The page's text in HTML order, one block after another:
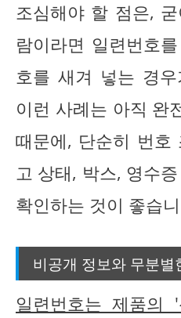
조심해야 할 점은,
람이라면 일련번호
호를 새겨 넣는 경
이런 사례는 아직 완
때문에, 단순히 번호
고 상태, 박스, 영수
확인하는 것이 좋습
비공개 정보와 무분별
일련번호는 제품의